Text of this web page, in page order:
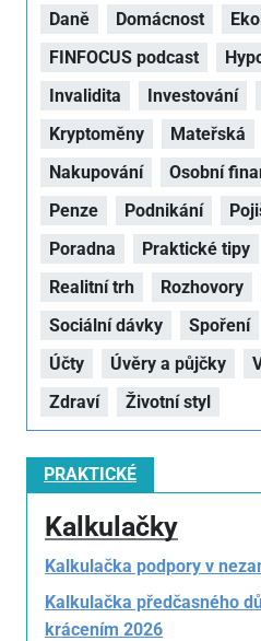
Daně Domácnost
FINFOCUS podcast
Invalidita
Investování
Kryptoměny
Mateřská
Nakupování
Osobní
Penze
Podnikání
Poradna
Praktické tipy
Realitní trh
Rozhovory
Sociální dávky
Spoření
Účty
Úvěry a půjčky
Zdraví
Životní styl
PRAKTICKÉ
Kalkulačky
Kalkulačka podpory v
Kalkulačka předčasného
krácením 2026